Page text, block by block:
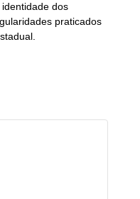
dos
praticados